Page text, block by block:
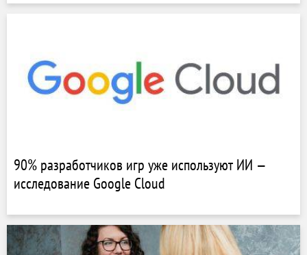
90% разработчиков игр уже используют ИИ —
исследование Google Cloud